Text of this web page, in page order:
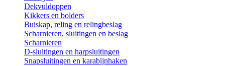
Dekvuldoppen
Kikkers en bolders
Buiskap, reling en relingbeslag
Scharnieren, sluitingen en beslag
Scharnieren
D-sluitingen en harpsluitingen
Snapsluitingen en karabijnhaken